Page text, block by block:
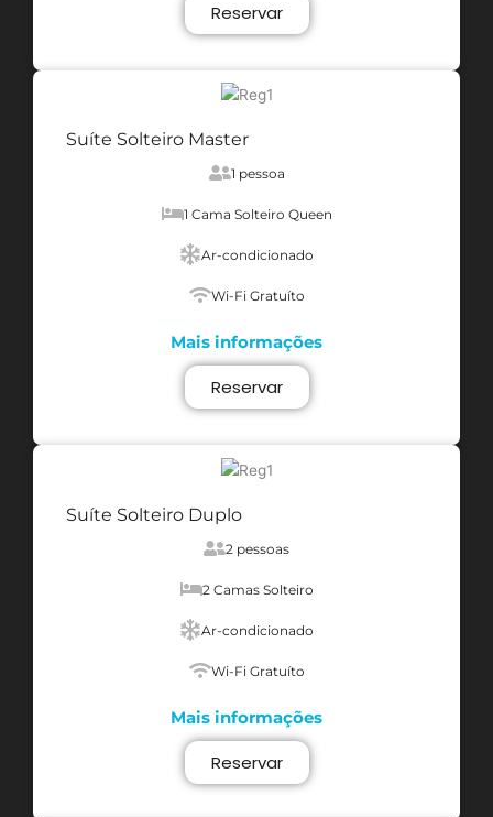
Reservar
Suíte Solteiro Master
1 pessoa
1 Cama Solteiro Queen
Ar-condicionado
Wi-Fi Gratuíto
Mais informações
Reservar
Suíte Solteiro Duplo
2 pessoas
2 Camas Solteiro
Ar-condicionado
Wi-Fi Gratuíto
Mais informações
Reservar